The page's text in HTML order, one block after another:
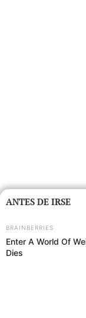
ANTES DE IRSE